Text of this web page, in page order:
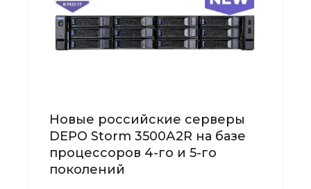
Новые российские серверы
DEPO Storm 3500А2R на базе
процессоров 4-го и 5-го
поколений